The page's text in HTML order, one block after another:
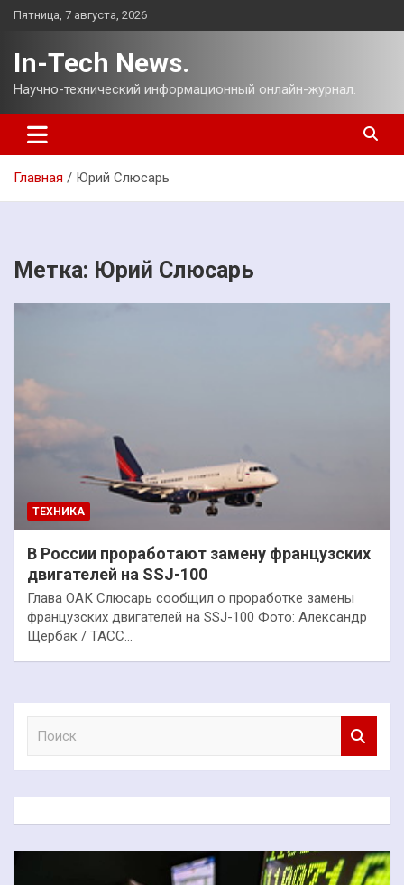
Перейти
Пятница, 7 августа, 2026
In-Tech News.
Научно-технический информационный онлайн-журнал.
Главная Юрий Слюсарь
Метка: Юрий Слюсарь
ТЕХНИКА
В России проработают замену французских
двигателей на SSJ-100
Глава ОАК Слюсарь сообщил о проработке замены
французских двигателей на SSJ-100 Фото: Александр
Щербак / ТАСС…
к